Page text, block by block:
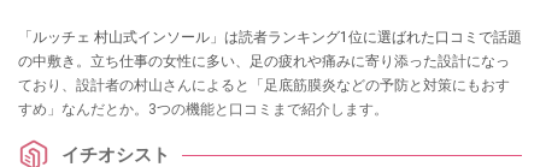
「ルッチェ 村山式インソール」は読者ランキング1位に選ばれた口コミで話題
の中敷き。立ち仕事の女性に多い、足の疲れや痛みに寄り添った設計になっ
ており、設計者の村山さんによると「足底筋膜炎などの予防と対策にもおす
すめ」なんだとか。3つの機能と口コミまで紹介します。
イチオシスト